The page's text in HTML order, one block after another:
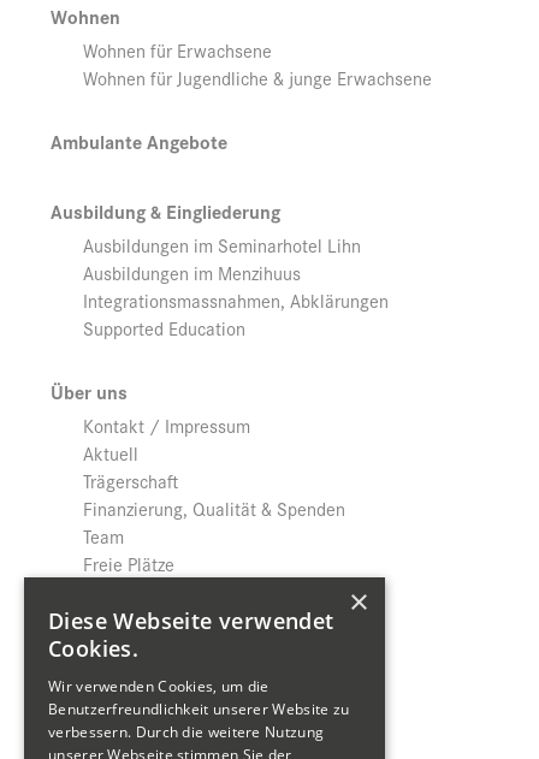
Wohnen
Wohnen für Erwachsene
Wohnen für Jugendliche & junge Erwachsene
Ambulante Angebote
Ausbildung & Eingliederung
Ausbildungen im Seminarhotel Lihn
Ausbildungen im Menzihuus
Integrationsmassnahmen, Abklärungen
Supported Education
Über uns
Kontakt / Impressum
Aktuell
Trägerschaft
Finanzierung, Qualität & Spenden
Team
Freie Plätze
Download
Datenschutz
Shop
Produktkatalog
×
Diese Webseite verwendet
Cookies.
Wir verwenden Cookies, um die
Benutzerfreundlichkeit unserer Website zu
verbessern. Durch die weitere Nutzung
unserer Webseite stimmen Sie der